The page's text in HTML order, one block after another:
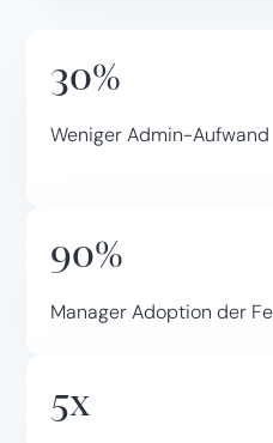
30%
Weniger Admin-Aufwand
90%
Manager Adoption der
5x